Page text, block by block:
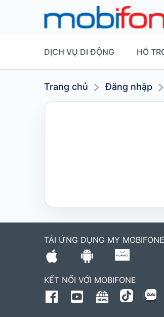
DỊCH VỤ DI ĐỘNG HỖ
Trang chủ Đăng nhập
TẢI ỨNG DỤNG MY MOBIFONE
KẾT NỐI VỚI MOBIFONE